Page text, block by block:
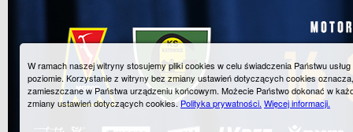
W ramach naszej witryny stosujemy pliki cookies w celu świadczenia Państwu
poziomie. Korzystanie z witryny bez zmiany ustawień dotyczących cookies
zamieszczane w Państwa urządzeniu końcowym. Możecie Państwo dokonać w
zmiany ustawień dotyczących cookies.Polityka prywatności. Więcej informacji.